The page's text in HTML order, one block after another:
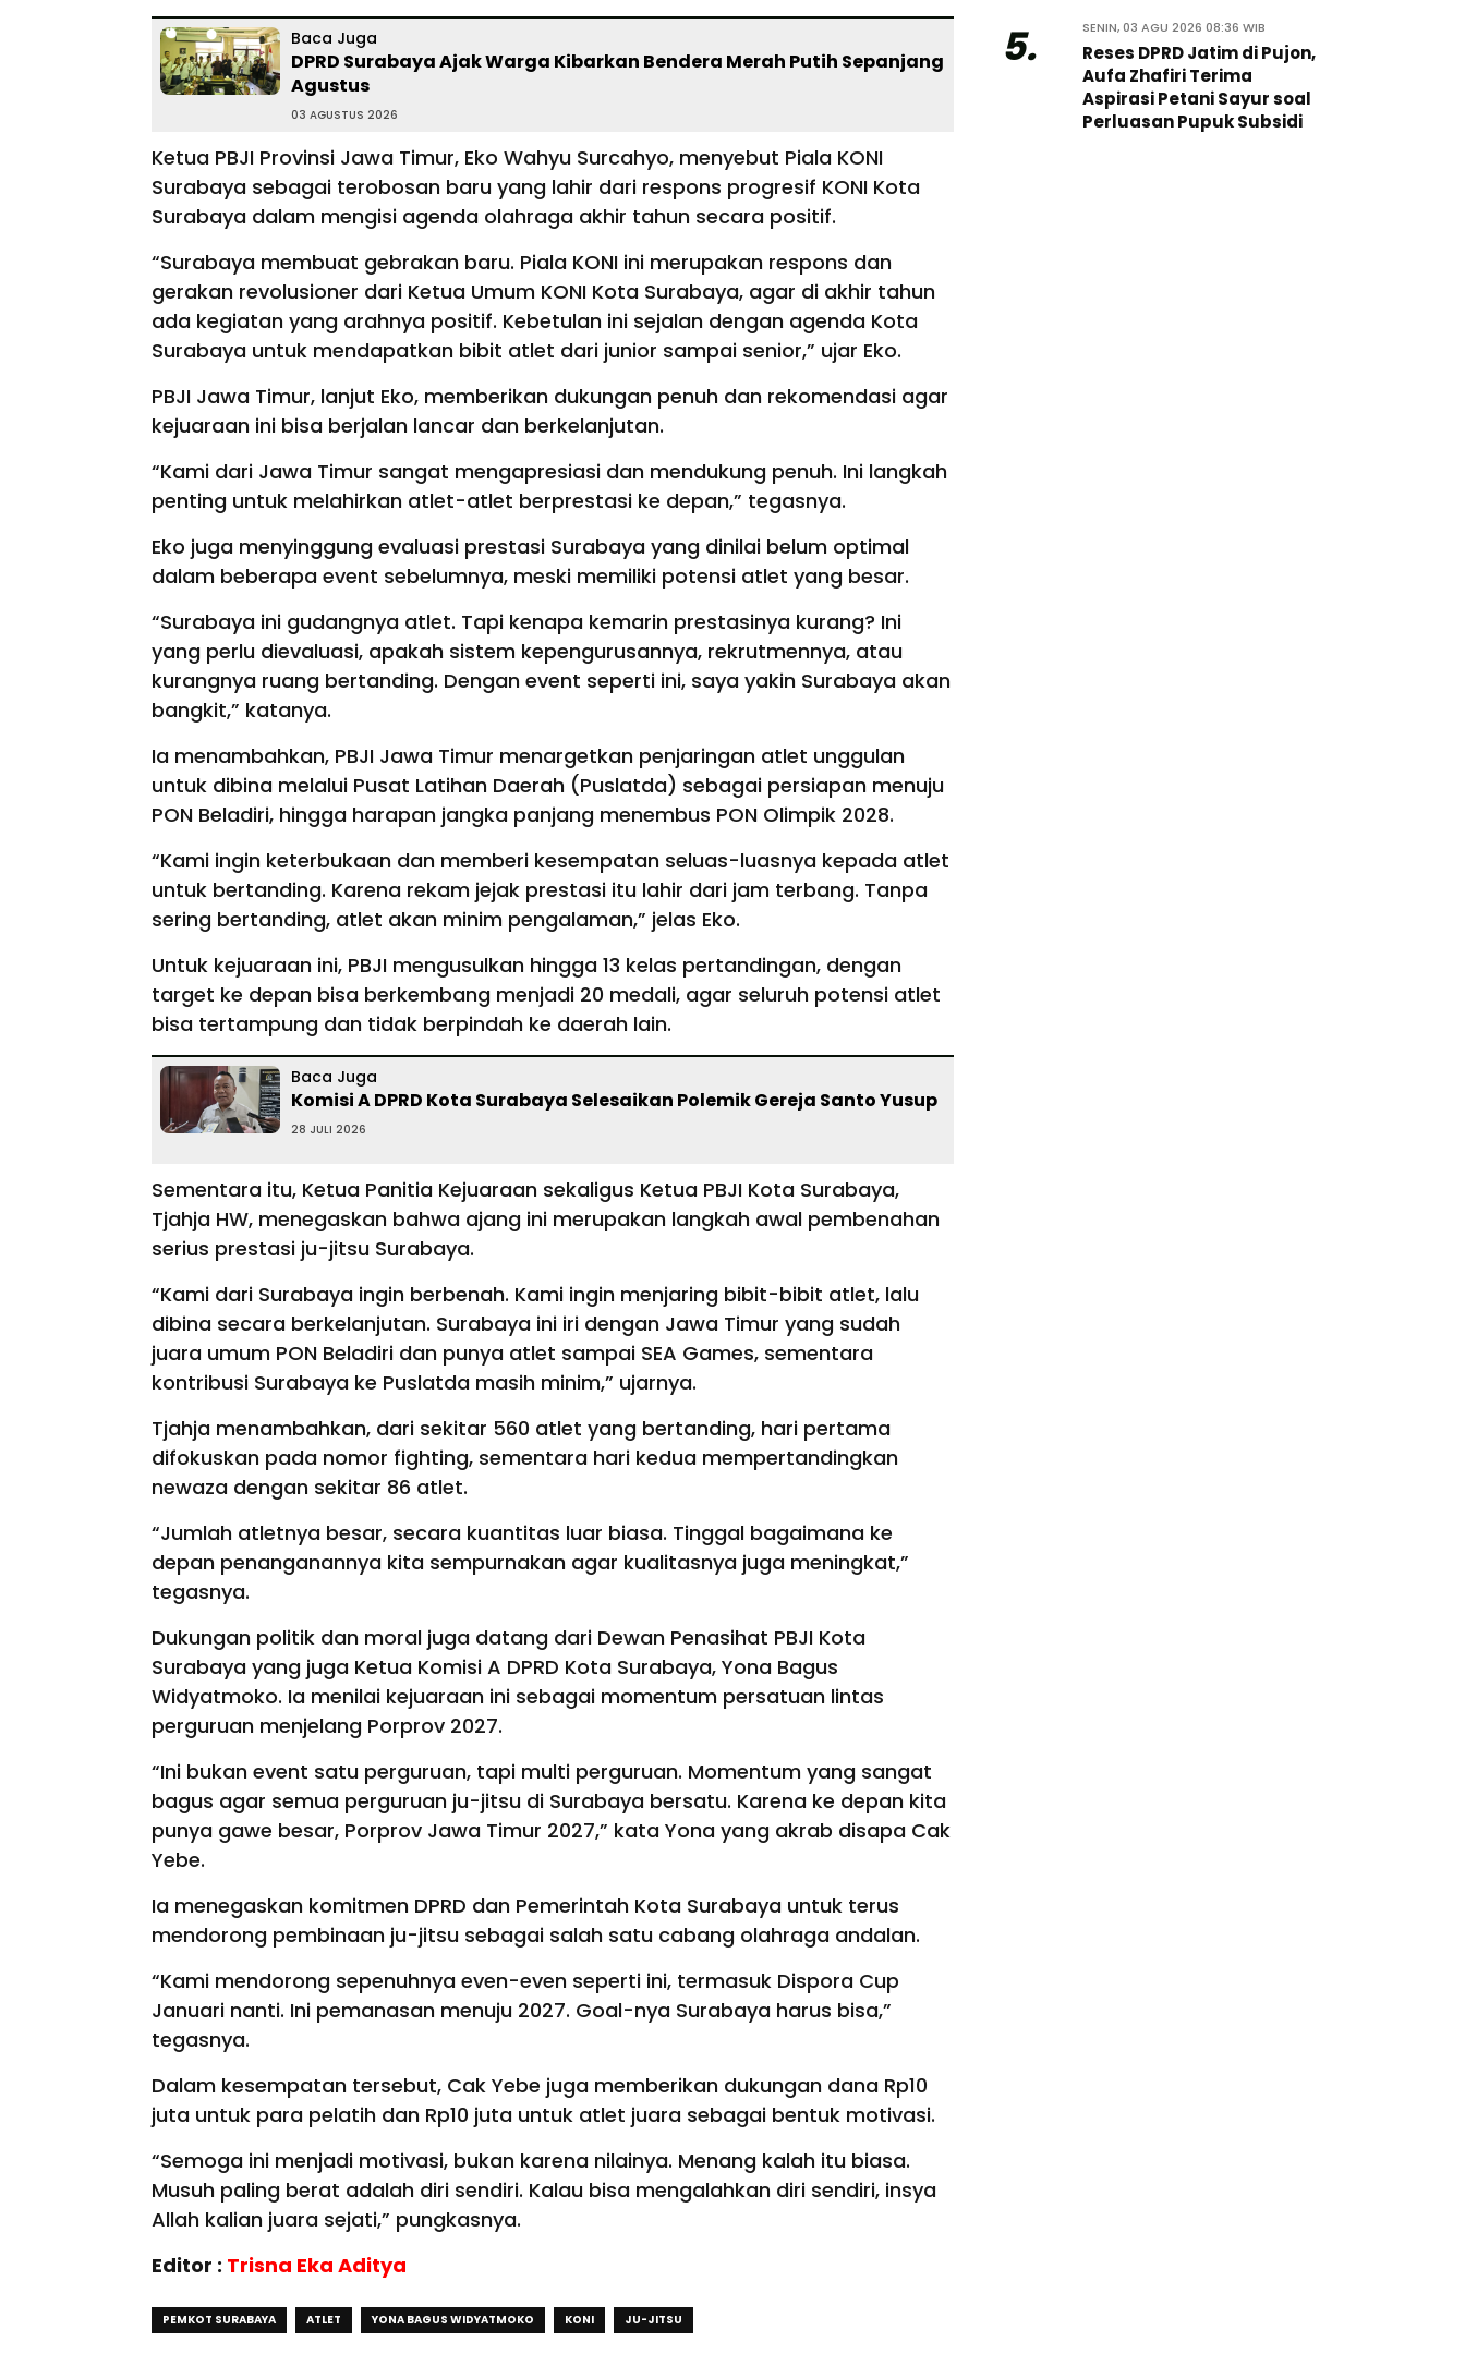
Baca Juga
DPRD Surabaya Ajak Warga Kibarkan Bendera Merah Putih Sepanjang
Agustus
03 AGUSTUS 2026
Ketua PBJI Provinsi Jawa Timur, Eko Wahyu Surcahyo, menyebut Piala KONI
Surabaya sebagai terobosan baru yang lahir dari respons progresif KONI Kota
Surabaya dalam mengisi agenda olahraga akhir tahun secara positif.
“Surabaya membuat gebrakan baru. Piala KONI ini merupakan respons dan
gerakan revolusioner dari Ketua Umum KONI Kota Surabaya, agar di akhir tahun
ada kegiatan yang arahnya positif. Kebetulan ini sejalan dengan agenda Kota
Surabaya untuk mendapatkan bibit atlet dari junior sampai senior,” ujar Eko.
PBJI Jawa Timur, lanjut Eko, memberikan dukungan penuh dan rekomendasi agar
kejuaraan ini bisa berjalan lancar dan berkelanjutan.
“Kami dari Jawa Timur sangat mengapresiasi dan mendukung penuh. Ini langkah
penting untuk melahirkan atlet-atlet berprestasi ke depan,” tegasnya.
Eko juga menyinggung evaluasi prestasi Surabaya yang dinilai belum optimal
dalam beberapa event sebelumnya, meski memiliki potensi atlet yang besar.
“Surabaya ini gudangnya atlet. Tapi kenapa kemarin prestasinya kurang? Ini
yang perlu dievaluasi, apakah sistem kepengurusannya, rekrutmennya, atau
kurangnya ruang bertanding. Dengan event seperti ini, saya yakin Surabaya akan
bangkit,” katanya.
Ia menambahkan, PBJI Jawa Timur menargetkan penjaringan atlet unggulan
untuk dibina melalui Pusat Latihan Daerah (Puslatda) sebagai persiapan menuju
PON Beladiri, hingga harapan jangka panjang menembus PON Olimpik 2028.
“Kami ingin keterbukaan dan memberi kesempatan seluas-luasnya kepada atlet
untuk bertanding. Karena rekam jejak prestasi itu lahir dari jam terbang. Tanpa
sering bertanding, atlet akan minim pengalaman,” jelas Eko.
Untuk kejuaraan ini, PBJI mengusulkan hingga 13 kelas pertandingan, dengan
target ke depan bisa berkembang menjadi 20 medali, agar seluruh potensi atlet
bisa tertampung dan tidak berpindah ke daerah lain.
Baca Juga
Komisi A DPRD Kota Surabaya Selesaikan Polemik Gereja Santo Yusup
28 JULI 2026
Sementara itu, Ketua Panitia Kejuaraan sekaligus Ketua PBJI Kota Surabaya,
Tjahja HW, menegaskan bahwa ajang ini merupakan langkah awal pembenahan
serius prestasi ju-jitsu Surabaya.
“Kami dari Surabaya ingin berbenah. Kami ingin menjaring bibit-bibit atlet, lalu
dibina secara berkelanjutan. Surabaya ini iri dengan Jawa Timur yang sudah
juara umum PON Beladiri dan punya atlet sampai SEA Games, sementara
kontribusi Surabaya ke Puslatda masih minim,” ujarnya.
Tjahja menambahkan, dari sekitar 560 atlet yang bertanding, hari pertama
difokuskan pada nomor fighting, sementara hari kedua mempertandingkan
newaza dengan sekitar 86 atlet.
“Jumlah atletnya besar, secara kuantitas luar biasa. Tinggal bagaimana ke
depan penanganannya kita sempurnakan agar kualitasnya juga meningkat,”
tegasnya.
Dukungan politik dan moral juga datang dari Dewan Penasihat PBJI Kota
Surabaya yang juga Ketua Komisi A DPRD Kota Surabaya, Yona Bagus
Widyatmoko. Ia menilai kejuaraan ini sebagai momentum persatuan lintas
perguruan menjelang Porprov 2027.
“Ini bukan event satu perguruan, tapi multi perguruan. Momentum yang sangat
bagus agar semua perguruan ju-jitsu di Surabaya bersatu. Karena ke depan kita
punya gawe besar, Porprov Jawa Timur 2027,” kata Yona yang akrab disapa Cak
Yebe.
Ia menegaskan komitmen DPRD dan Pemerintah Kota Surabaya untuk terus
mendorong pembinaan ju-jitsu sebagai salah satu cabang olahraga andalan.
“Kami mendorong sepenuhnya even-even seperti ini, termasuk Dispora Cup
Januari nanti. Ini pemanasan menuju 2027. Goal-nya Surabaya harus bisa,”
tegasnya.
Dalam kesempatan tersebut, Cak Yebe juga memberikan dukungan dana Rp10
juta untuk para pelatih dan Rp10 juta untuk atlet juara sebagai bentuk motivasi.
“Semoga ini menjadi motivasi, bukan karena nilainya. Menang kalah itu biasa.
Musuh paling berat adalah diri sendiri. Kalau bisa mengalahkan diri sendiri, insya
Allah kalian juara sejati,” pungkasnya.
Editor : Trisna Eka Aditya
PEMKOT SURABAYA ATLET YONA BAGUS WIDYATMOKO KONI JU-JITSU
5. SENIN, 03 AGU 2026 08:36 WIB
Reses DPRD Jatim di Pujon,
Aufa Zhafiri Terima
Aspirasi Petani Sayur soal
Perluasan Pupuk Subsidi